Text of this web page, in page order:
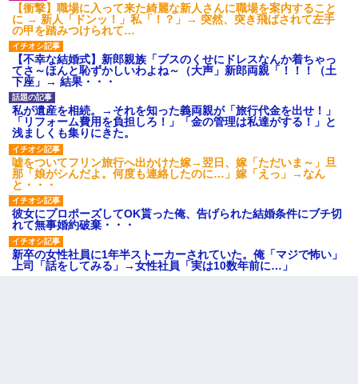
【衝撃】職場に入って来た綺麗な新人さんに職場を案内すること
に → 新人「ドンッ！」私「！？」→ 突然、突き飛ばされて左手
の甲を踏みつけられて…
【不幸な結婚式】新郎親族「ブスのくせにドレスなんか着ちゃっ
てさ～ほんと恥ずかしいわよね～（大声」新郎両親「！！！（土
下座」→ 結果・・・
私が遺産を相続。→それを知った義両親が「旅行代金を出せ！」
「リフォーム費用を負担しろ！」「金の管理は私達がする！」と
浅ましくも集りにきた。
嘘をついてフリン旅行へ出かけた嫁→翌日、嫁「ただいま～」旦
那「娘がシんだよ。何度も連絡したのに…」嫁「えっ」→なん
と・・・
彼女にプロポーズしてOK貰った俺、告げられた結婚条件にブチ切
れて無事婚約破棄・・・
新卒の女性社員に1年半ストーカーされていた。俺「マジで怖い」
上司「話をしてみる」→女性社員「実は10数年前に…」